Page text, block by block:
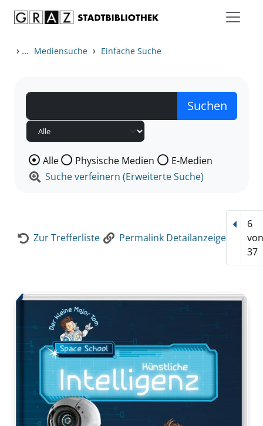
› ... Mediensuche › Einfache Suche
Wählen Sie die Medienart nach der Sie suchen wollen.
Alle Physische Medien
E-Medien
Suche verfeinern (Erweiterte Suche)
Zur Trefferliste Permalink Detailanzeige
6
37